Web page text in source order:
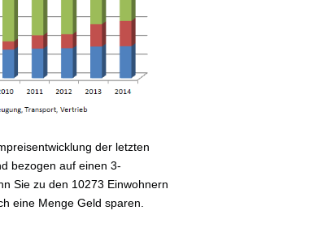
der letzten
bezogen auf einen 3-
Sie zu den 10273 Einwohnern
eine Menge Geld sparen.